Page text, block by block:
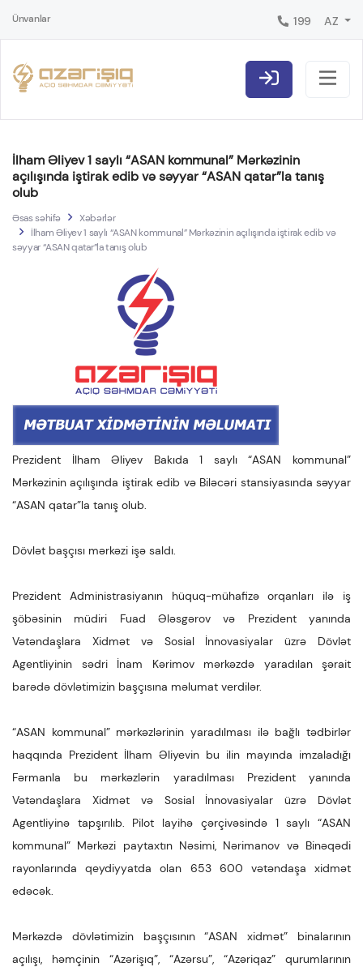
Ünvanlar 199 AZ
İlham Əliyev 1 saylı “ASAN kommunal” Mərkəzinin
açılışında iştirak edib və səyyar “ASAN qatar”la tanış
olub
Əsas səhifə
Xəbərlər
İlham Əliyev 1 saylı “ASAN kommunal” Mərkəzinin açılışında iştirak edib və
səyyar “ASAN qatar”la tanış olub
Prezident İlham Əliyev Bakıda 1 saylı “ASAN kommunal”
Mərkəzinin açılışında iştirak edib və Biləcəri stansiyasında səyyar
“ASAN qatar”la tanış olub.
Dövlət başçısı mərkəzi işə saldı.
Prezident Administrasiyanın hüquq-mühafizə orqanları ilə iş
şöbəsinin müdiri Fuad Ələsgərov və Prezident yanında
Vətəndaşlara Xidmət və Sosial İnnovasiyalar üzrə Dövlət
Agentliyinin sədri İnam Kərimov mərkəzdə yaradılan şərait
barədə dövlətimizin başçısına məlumat verdilər.
“ASAN kommunal” mərkəzlərinin yaradılması ilə bağlı tədbirlər
haqqında Prezident İlham Əliyevin bu ilin mayında imzaladığı
Fərmanla bu mərkəzlərin yaradılması Prezident yanında
Vətəndaşlara Xidmət və Sosial İnnovasiyalar üzrə Dövlət
Agentliyinə tapşırılıb. Pilot layihə çərçivəsində 1 saylı “ASAN
kommunal” Mərkəzi paytaxtın Nəsimi, Nərimanov və Binəqədi
rayonlarında qeydiyyatda olan 653 600 vətəndaşa xidmət
edəcək.
Mərkəzdə dövlətimizin başçısının “ASAN xidmət” binalarının
açılışı, həmçinin “Azərişıq”, “Azərsu”, “Azəriqaz” qurumlarının